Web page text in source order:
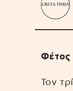
Φέτος
Τον